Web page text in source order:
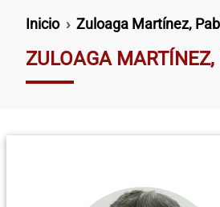
Ruta de navegación
Inicio Zuloaga Martínez,
ZULOAGA MARTÍNEZ,